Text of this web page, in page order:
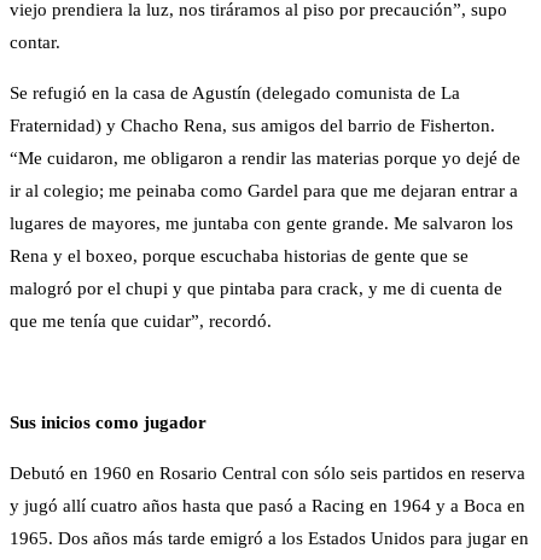
viejo prendiera la luz, nos tiráramos al piso por precaución”, supo
contar.
Se refugió en la casa de Agustín (delegado comunista de La
Fraternidad) y Chacho Rena, sus amigos del barrio de Fisherton.
“Me cuidaron, me obligaron a rendir las materias porque yo dejé de
ir al colegio; me peinaba como Gardel para que me dejaran entrar a
lugares de mayores, me juntaba con gente grande. Me salvaron los
Rena y el boxeo, porque escuchaba historias de gente que se
malogró por el chupi y que pintaba para crack, y me di cuenta de
que me tenía que cuidar”, recordó.
Sus inicios como jugador
Debutó en 1960 en Rosario Central con sólo seis partidos en reserva
y jugó allí cuatro años hasta que pasó a Racing en 1964 y a Boca en
1965. Dos años más tarde emigró a los Estados Unidos para jugar en